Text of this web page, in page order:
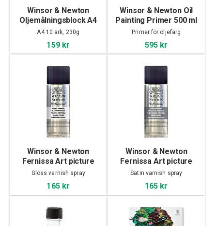
Winsor & Newton
Oljemålningsblock A4
A4 10 ark, 230g
159 kr
Winsor & Newton Oil
Painting Primer 500 ml
Primer för oljefärg
595 kr
Winsor & Newton
Fernissa Art picture
gloss varnish 400ml
Gloss varnish spray
165 kr
Winsor & Newton
Fernissa Art picture
satin varnish 400ml
Satin varnish spray
165 kr